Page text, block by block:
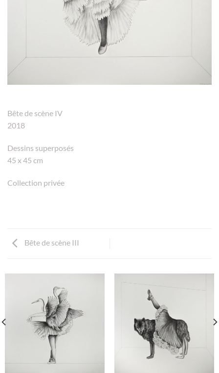
Bête de scène IV
2018
Dessins superposés
45 x 45 cm
Collection privée
Bête de scène III